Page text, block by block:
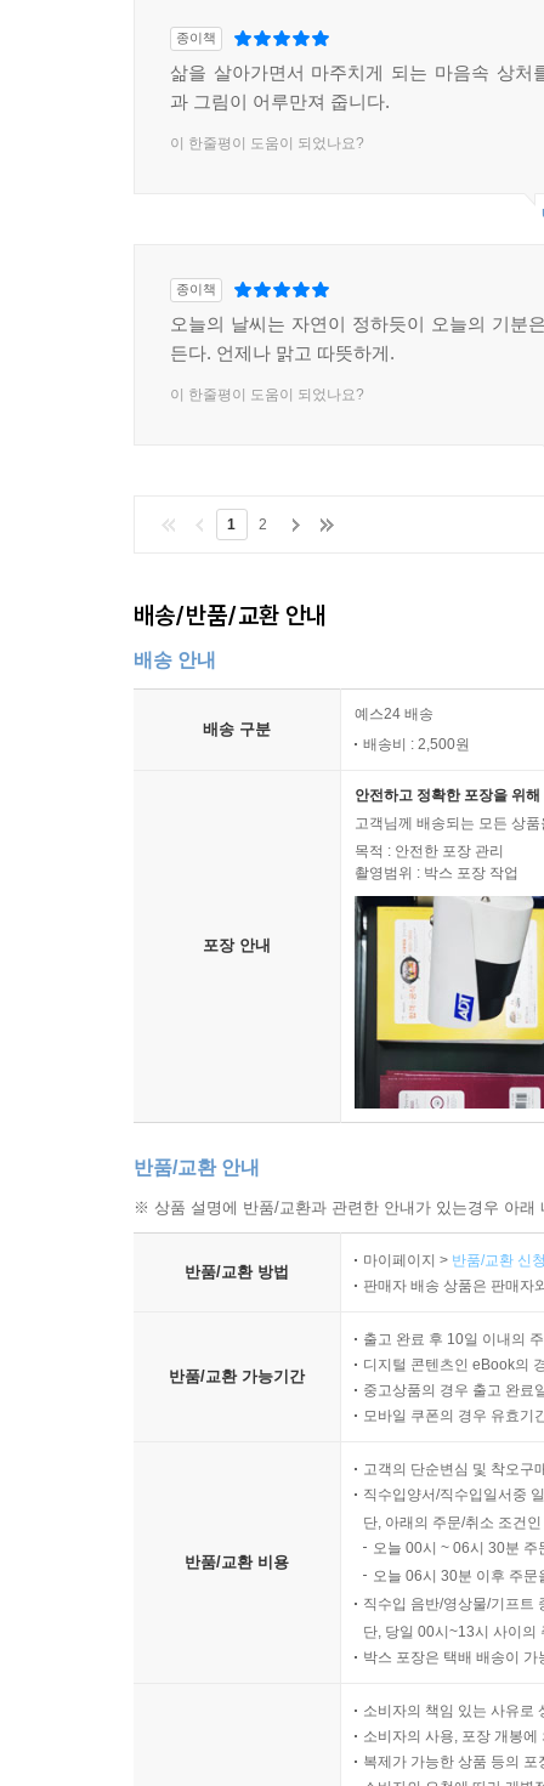
종이책
삶을 살아가면서 마주치게 되는 마음속 상처
과 그림이 어루만져 줍니다.
이 한줄평이 도움이 되었나요?
종이책
오늘의 날씨는 자연이 정하듯이 오늘의 기분
든다. 언제나 맑고 따뜻하게.
이 한줄평이 도움이 되었나요?
1 2
배송/반품/교환 안내
배송 안내
배송 구분
예스24 배송
배송비 : 2,500원
포장 안내
안전하고 정확한 포장을 위
고객님께 배송되는 모든 상
목적 : 안전한 포장 관리
촬영범위 : 박스 포장 작업
반품/교환 안내
※ 상품 설명에 반품/교환과 관련한 안내가 있는경우 아
반품/교환 방법
마이페이지 > 반품/교환 신
판매자 배송 상품은 판매자
반품/교환 가능기간
출고 완료 후 10일 이내의
디지털 콘텐츠인 eBook의
중고상품의 경우 출고 완료
모바일 쿠폰의 경우 유효기
반품/교환 비용
고객의 단순변심 및 착오구
직수입양서/직수입일서중
단, 아래의 주문/취소 조건
오늘 00시 ~ 06시 30분
오늘 06시 30분 이후 주
직수입 음반/영상물/기프트
단, 당일 00시~13시 사이의
박스 포장은 택배 배송이
소비자의 책임 있는 사유로
소비자의 사용, 포장 개봉
복제가 가능한 상품 등의